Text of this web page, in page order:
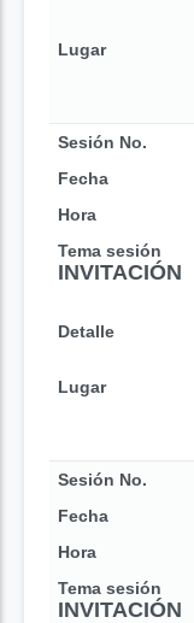
Lugar
Sesión No.
Fecha
Hora
Tema sesión
INVITACIÓN
Detalle
Lugar
Sesión No.
Fecha
Hora
Tema sesión
INVITACIÓN